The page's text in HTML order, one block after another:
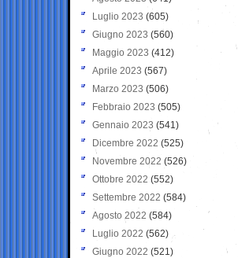
Luglio 2023 (605)
Giugno 2023 (560)
Maggio 2023 (412)
Aprile 2023 (567)
Marzo 2023 (506)
Febbraio 2023 (505)
Gennaio 2023 (541)
Dicembre 2022 (525)
Novembre 2022 (526)
Ottobre 2022 (552)
Settembre 2022 (584)
Agosto 2022 (584)
Luglio 2022 (562)
Giugno 2022 (521)